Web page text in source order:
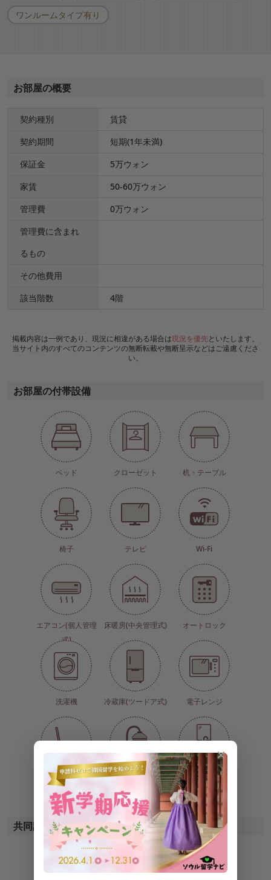
ワンルームタイプ有り
お部屋の概要
契約種別
賃貸
契約期間
短期(1年未満)
保証金
5万ウォン
家賃
50-60万ウォン
管理費
0万ウォン
管理費に含まれ
るもの
その他費用
該当階数
4階
掲載内容は一例であり、現況に相違がある場合は現況を優先といたします。
当サイト内のすべてのコンテンツの無断転載や無断呈示などはご遠慮くださ
い。
お部屋の付帯設備
ベッド クローゼット 机・テーブル
椅子 テレビ Wi-Fi
エアコン(個人管理
式)
床暖房(中央管理式) オートロック
洗濯機 冷蔵庫(ツードア式) 電子レンジ
トイレ シャワー 洗面台
共同設備
✕